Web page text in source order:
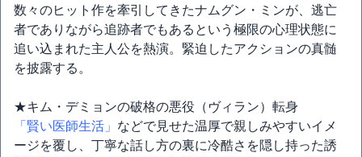
数々のヒット作を牽引してきたナムグン・ミンが、逃亡
者でありながら追跡者でもあるという極限の心理状態に
追い込まれた主人公を熱演。緊迫したアクションの真髄
を披露する。
★キム・デミョンの破格の悪役（ヴィラン）転身
「賢い医師生活」 などで見せた温厚で親しみやすいイメ
ージを覆し、丁寧な話し方の裏に冷酷さを隠し持った誘